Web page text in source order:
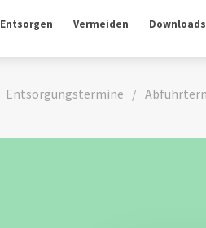
Entsorgen Vermeiden Downloads
Entsorgungstermine /